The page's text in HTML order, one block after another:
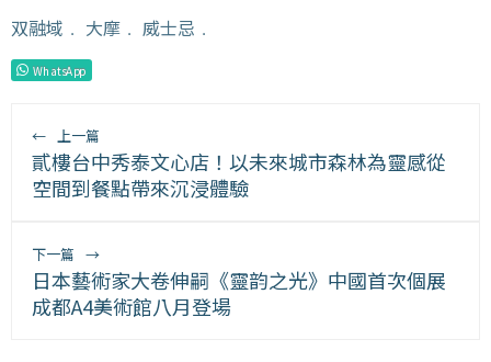
双融域 ﹒ 大摩 ﹒ 威士忌 ﹒
WhatsApp
← 上一篇
貳樓台中秀泰文心店！以未來城市森林為靈感從
空間到餐點帶來沉浸體驗
下一篇 →
日本藝術家大卷伸嗣《靈韵之光》中國首次個展
成都A4美術館八月登場